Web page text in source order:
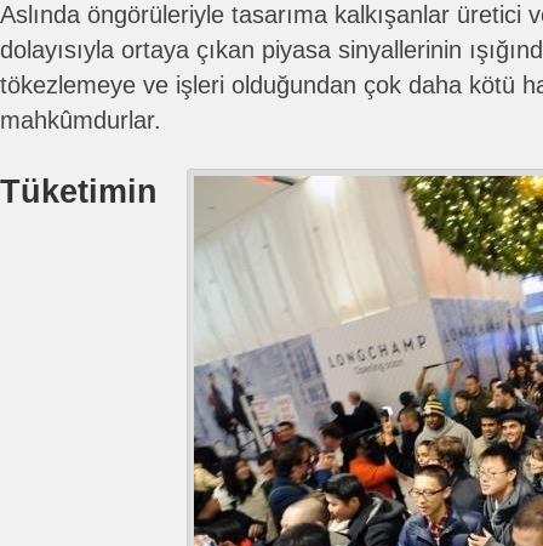
Aslında öngörüleriyle tasarıma kalkışanlar üretici
dolayısıyla ortaya çıkan piyasa sinyallerinin
tökezlemeye ve işleri olduğundan çok daha kötü
mahkûmdurlar.
Tüketimin